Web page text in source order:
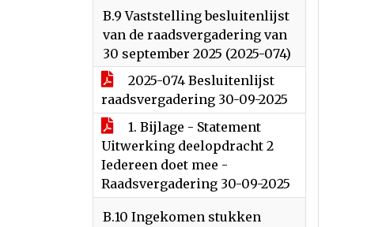
B.9 Vaststelling besluitenlijst
van de raadsvergadering van
30 september 2025 (2025-074)
2025-074 Besluitenlijst
raadsvergadering 30-09-2025
1. Bijlage - Statement
Uitwerking deelopdracht 2
Iedereen doet mee -
Raadsvergadering 30-09-2025
B.10 Ingekomen stukken